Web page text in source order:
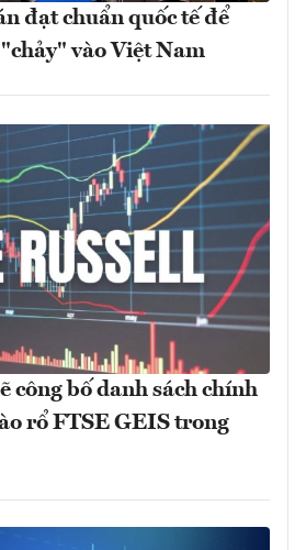
đạt chuẩn quốc tế để
vào Việt Nam
công bố danh sách chính
rổ FTSE GEIS trong